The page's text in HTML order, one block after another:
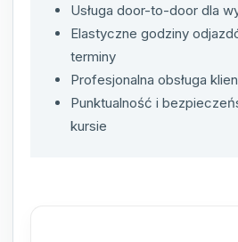
Usługa door-to-door dla
Elastyczne godziny
terminy
Profesjonalna obsługa
Punktualność i
kursie